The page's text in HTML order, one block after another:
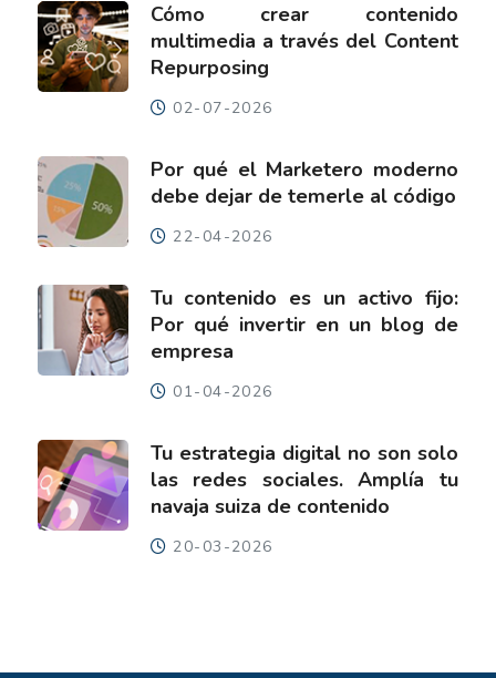
Cómo crear contenido
multimedia a través del Content
Repurposing
02-07-2026
Por qué el Marketero moderno
debe dejar de temerle al código
22-04-2026
Tu contenido es un activo fijo:
Por qué invertir en un blog de
empresa
01-04-2026
Tu estrategia digital no son solo
las redes sociales. Amplía tu
navaja suiza de contenido
20-03-2026